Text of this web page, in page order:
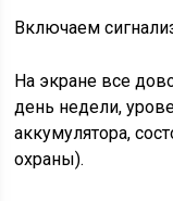
Включаем
На экране все
день недели,
аккумулятора,
охраны).